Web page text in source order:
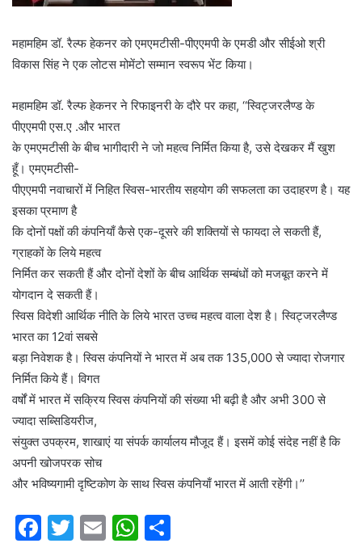
महामहिम डॉ. रैल्फ हेकनर को एमएमटीसी-पीएएमपी के एमडी और सीईओ श्री
विकास सिंह ने एक लोटस मोमेंटो सम्मान स्वरूप भेंट किया।
महामहिम डॉ. रैल्फ हेकनर ने रिफाइनरी के दौरे पर कहा, ‘‘स्विट्जरलैण्ड के
पीएएमपी एस.ए .और भारत
के एमएमटीसी के बीच भागीदारी ने जो महत्व निर्मित किया है, उसे देखकर मैं खुश
हूँ। एमएमटीसी-
पीएएमपी नवाचारों में निहित स्विस-भारतीय सहयोग की सफलता का उदाहरण है। यह
इसका प्रमाण है
कि दोनों पक्षों की कंपनियाँ कैसे एक-दूसरे की शक्तियों से फायदा ले सकती हैं,
ग्राहकों के लिये महत्व
निर्मित कर सकती हैं और दोनों देशों के बीच आर्थिक सम्बंधों को मजबूत करने में
योगदान दे सकती हैं।
स्विस विदेशी आर्थिक नीति के लिये भारत उच्च महत्व वाला देश है। स्विट्जरलैण्ड
भारत का 12वां सबसे
बड़ा निवेशक है। स्विस कंपनियों ने भारत में अब तक 135,000 से ज्यादा रोजगार
निर्मित किये हैं। विगत
वर्षों में भारत में सक्रिय स्विस कंपनियों की संख्या भी बढ़ी है और अभी 300 से
ज्यादा सब्सिडियरीज,
संयुक्त उपक्रम, शाखाएं या संपर्क कार्यालय मौजूद हैं। इसमें कोई संदेह नहीं है कि
अपनी खोजपरक सोच
और भविष्यगामी दृष्टिकोण के साथ स्विस कंपनियाँ भारत में आती रहेंगी।’’
F
T
E
W